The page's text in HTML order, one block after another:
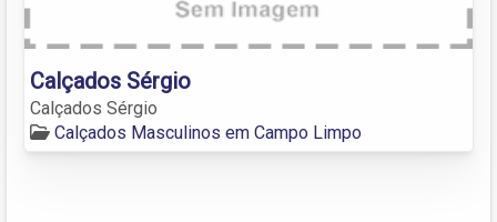
Calçados Sérgio
Calçados Sérgio
Calçados Masculinos em Campo Limpo